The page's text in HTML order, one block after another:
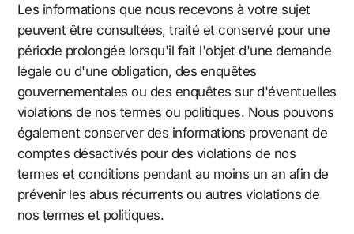
Les informations que nous recevons à votre sujet
peuvent être consultées, traité et conservé pour une
période prolongée lorsqu'il fait l'objet d'une demande
légale ou d'une obligation, des enquêtes
gouvernementales ou des enquêtes sur d'éventuelles
violations de nos termes ou politiques. Nous pouvons
également conserver des informations provenant de
comptes désactivés pour des violations de nos
termes et conditions pendant au moins un an afin de
prévenir les abus récurrents ou autres violations de
nos termes et politiques.